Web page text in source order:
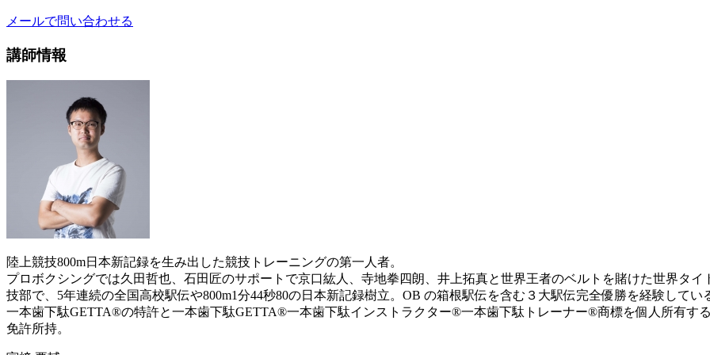
メールで問い合わせる
講師情報
陸上競技800m日本新記録を生み出した競技トレーニングの第一人者。
プロボクシングでは久田哲也、石田匠のサポートで京口紘人、寺地拳四朗、井上拓真と世界王者のベルトを賭けた世界タ
技部で、5年連続の全国高校駅伝や800m1分44秒80の日本新記録樹立。OB の箱根駅伝を含む３大駅伝完全優勝を経験して
一本歯下駄GETTA®︎の特許と一本歯下駄GETTA®︎一本歯下駄インストラクター®︎一本歯下駄トレーナー®︎商標を個人所有す
免許所持。